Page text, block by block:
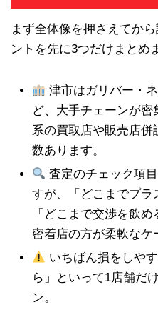
まず全体像を押さえてか
ントを先に3つだけまとめ
津市はガリバー・
ど、大手チェーンが
系の買取店や販売店
数あります。
査定のチェック項
すが、「どこまでプラ
「どこまで交渉を飲
密着店の方が柔軟なケ
いちばん損をしや
ら」といって1店舗だ
ン。